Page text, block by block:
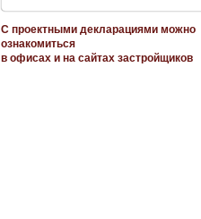
С проектными декларациями можно
ознакомиться
в офисах и на сайтах застройщиков